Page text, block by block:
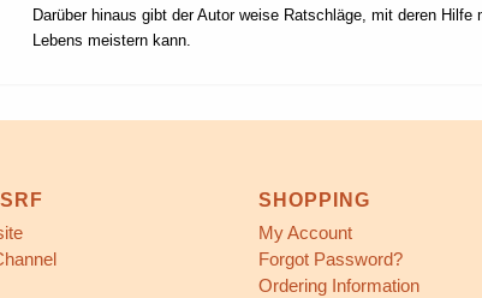
Darüber hinaus gibt der Autor weise Ratschläge, mit deren
Lebens meistern kann.
SHOPPING
My Account
Forgot Password?
Ordering Information